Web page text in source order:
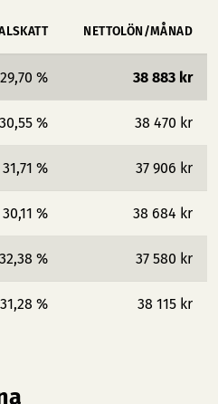
NETTOLÖN/MÅNAD
29,70 % 38 883 kr
30,55 % 38 470 kr
31,71 % 37 906 kr
30,11 % 38 684 kr
32,38 % 37 580 kr
31,28 % 38 115 kr